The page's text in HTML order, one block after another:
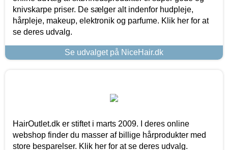
knivskarpe priser. De sælger alt indenfor hudpleje,
hårpleje, makeup, elektronik og parfume. Klik her for at
se deres udvalg.
Se udvalget på NiceHair.dk
HairOutlet.dk er stiftet i marts 2009. I deres online
webshop finder du masser af billige hårprodukter med
store besparelser. Klik her for at se deres udvalg.